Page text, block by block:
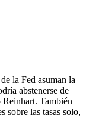
la Fed asuman la
abstenerse de
Reinhart. También
sobre las tasas solo,